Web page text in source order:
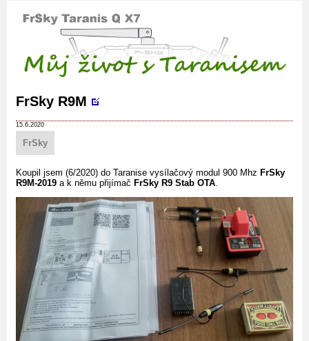
FrSky R9M
15.6.2020
FrSky
Koupil jsem (6/2020) do Taranise vysílačový modul 900 Mhz FrSky
R9M-2019 a k němu přijímač FrSky R9 Stab OTA.